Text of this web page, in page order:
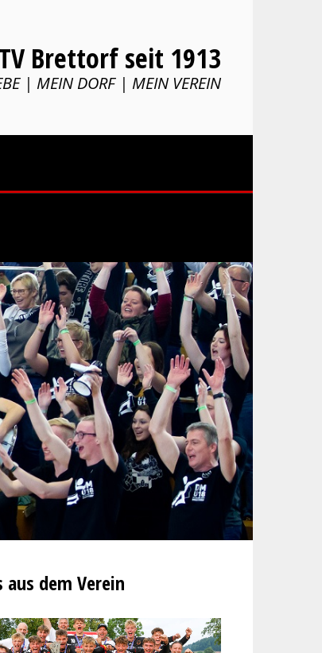
TV Brettorf seit 1913
| MEIN DORF | MEIN VEREIN
aus dem Verein